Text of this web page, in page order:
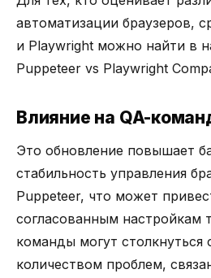
автоматизации браузеров,
и Playwright можно найти в
Puppeteer vs Playwright
Влияние на QA-
Это обновление повышает
стабильность управления
Puppeteer, что может
согласованным настройкам
команды могут
количеством проблем,